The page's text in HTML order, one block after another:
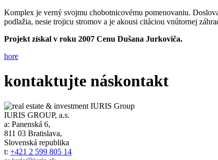
Komplex je verný svojmu chobotnicovému pomenovaniu.
podlažia, nesie trojicu stromov a je akousi citáciou vnútornej
Projekt získal v roku 2007 Cenu Dušana Jurkoviča.
hore
kontaktujte náskontakt
IURIS GROUP, a.s.
a: Panenská 6,
811 03 Bratislava,
Slovenská republika
t: +421 2 599 805 14